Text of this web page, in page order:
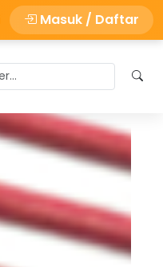
Masuk / Daftar